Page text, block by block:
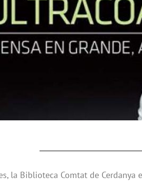
la Biblioteca Comtat de Cerdanya